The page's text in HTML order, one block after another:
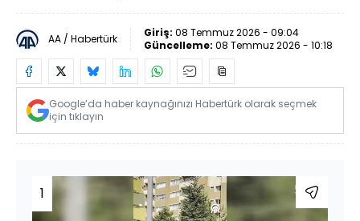
AA / Habertürk Giriş: 08 Temmuz 2026 - 09:04
Güncelleme: 08 Temmuz 2026 - 10:18
Google’da haber kaynağınızı Habertürk olarak seçmek
için tıklayın
1